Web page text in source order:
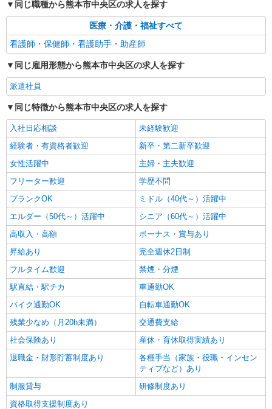
詳細を見る
同じ職種から熊本市中央区の求人を探す
医療・介護・福祉すべて
看護師・保健師・看護助手・助産師
同じ雇用形態から熊本市中央区の求人を探す
派遣社員
同じ特徴から熊本市中央区の求人を探す
入社日応相談
未経験歓迎
経験者・有資格者歓迎
新卒・第二新卒歓迎
女性活躍中
主婦・主夫歓迎
フリーター歓迎
学歴不問
ブランクOK
ミドル（40代～）活躍中
エルダー（50代～）活躍中
シニア（60代～）活躍中
高収入・高額
ボーナス・賞与あり
昇給あり
完全週休2日制
フルタイム歓迎
禁煙・分煙
駅直結・駅チカ
車通勤OK
バイク通勤OK
自転車通勤OK
残業少なめ（月20h未満）
交通費支給
社会保険あり
産休・育休取得実績あり
退職金・財形貯蓄制度あり
各種手当（家族・役職・インセン
ティブなど）あり
制服貸与
研修制度あり
資格取得支援制度あり